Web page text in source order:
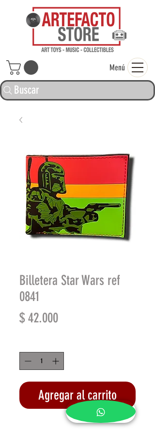
Buscar
Menú
Billetera Star Wars ref
0841
$ 42.000Precio
Agregar al carrito
Realizar compra